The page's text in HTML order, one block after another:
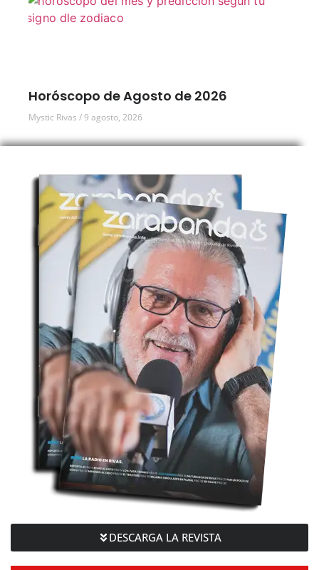
Horóscopo de Agosto de 2026
Mystic Rivas 9 agosto, 2026
DESCARGA LA REVISTA